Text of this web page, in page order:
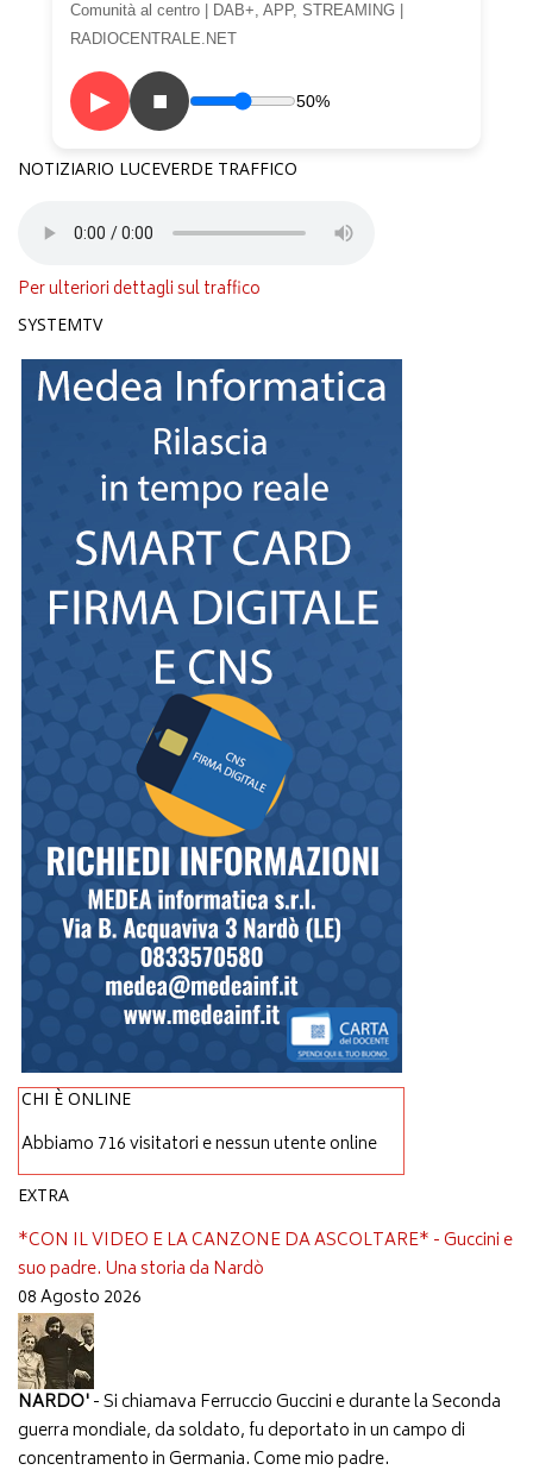
Comunità al centro | DAB+, APP, STREAMING |
RADIOCENTRALE.NET
▶ ■ 50%
NOTIZIARIO LUCEVERDE TRAFFICO
Per ulteriori dettagli sul traffico
SYSTEMTV
CHI È ONLINE
Abbiamo 716 visitatori e nessun utente online
EXTRA
*CON IL VIDEO E LA CANZONE DA ASCOLTARE* - Guccini e
suo padre. Una storia da Nardò
08 Agosto 2026
NARDO'- Si chiamava Ferruccio Guccini e durante la Seconda
guerra mondiale, da soldato, fu deportato in un campo di
concentramento in Germania. Come mio padre.